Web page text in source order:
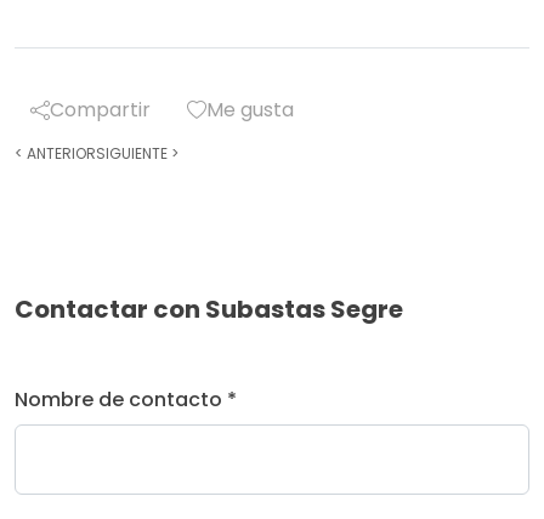
Compartir Me gusta
< ANTERIORSIGUIENTE >
Contactar con Subastas Segre
Nombre de contacto *